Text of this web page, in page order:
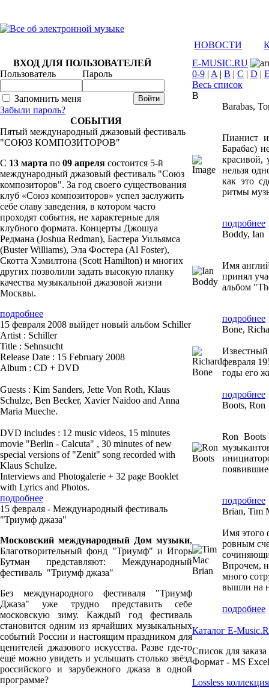
НОВОСТИ
ВХОД ДЛЯ ПОЛЬЗОВАТЕЛЕЙ
Пользователь
Пароль
Запомнить меня
Забыли пароль?
СОБЫТИЯ
Пятый международный джазовый фестиваль
"СОЮЗ КОМПОЗИТОРОВ"
C 13 марта по 09 апреля состоится 5-й
международный джазовый фестиваль "Союз
композиторов". За год своего существования
клуб «Союз композиторов» успел заслужить
себе славу заведения, в котором часто
проходят события, не характерные для
клубного формата. Концерты Джошуа
Редмана (Joshua Redman), Бастера Уильямса
(Buster Williams), Эла Фостера (Al Foster),
Скотта Хэмилтона (Scott Hamilton) и многих
других позволили задать высокую планку
качества музыкальной джазовой жизни
Москвы.
подробнее
15 февраля 2008 выйдет новый альбом Schiller
Artist : Schiller
Title : Sehnsucht
Release Date : 15 February 2008
Album : CD + DVD
Guests : Kim Sanders, Jette Von Roth, Klaus
Schulze, Ben Becker, Xavier Naidoo and Anna
Maria Mueche.
DVD includes : 12 music videos, 15 minutes
movie "Berlin - Calcuta" , 30 minutes of new
special versions of "Zenit" song recorded with
Klaus Schulze.
Interviews and Photogalerie + 32 page Booklet
with Lyrics and Photos.
подробнее
15 февраля - Международный фестиваль
"Триумф джаза"
Московский международный Дом музыки,
Благотворительный фонд "Триумф" и Игорь
Бутман представляют: Международный
фестиваль "Триумф джаза"
Без международного фестиваля "Триумф
Джаза" уже трудно представить себе
московскую зиму. Каждый год фестиваль
становится одним из ярчайших музыкальных
событий России и настоящим праздником для
ценителей джазового искусства. Разве где-то
ещё можно увидеть и услышать столько звёзд
российского и зарубежного джаза в одной
программе?
E-MUSIC.RU
0-9 | A | B | C | D |
Весь список
B
Barabas,
Пианист и
Барабас)
красивой,
нельзя
как это
ритмы
подробнее
Boddy, Ian
Имя
принял
альбом
подробнее
Bone,
Известный
февраля
годы его
подробнее
Boots, Ron
Ron Boots
подробнее
Brian, Tim
Имя этого
ровным
Впрочем,
много
вышли на
подробнее
Каталог E-
Список для
Формат - MS
Lossless